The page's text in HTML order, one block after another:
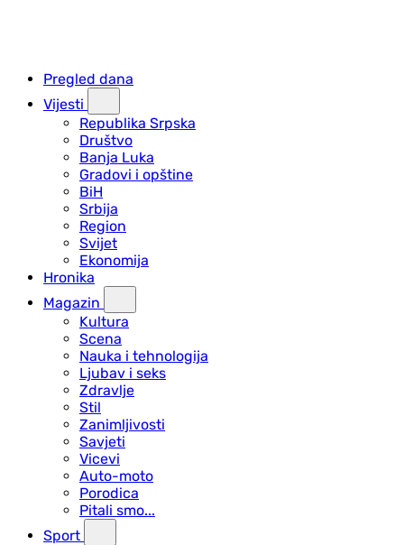
Pregled dana
Vijesti
Republika Srpska
Društvo
Banja Luka
Gradovi i opštine
BiH
Srbija
Region
Svijet
Ekonomija
Hronika
Magazin
Kultura
Scena
Nauka i tehnologija
Ljubav i seks
Zdravlje
Stil
Zanimljivosti
Savjeti
Vicevi
Auto-moto
Porodica
Pitali smo...
Sport